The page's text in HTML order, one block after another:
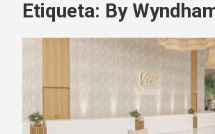
Etiqueta: By